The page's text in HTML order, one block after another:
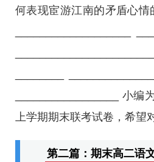
何表现宦游江南的矛盾心情
_________________ 小编
上学期期末联考试卷，希望
第二篇：期末高二语